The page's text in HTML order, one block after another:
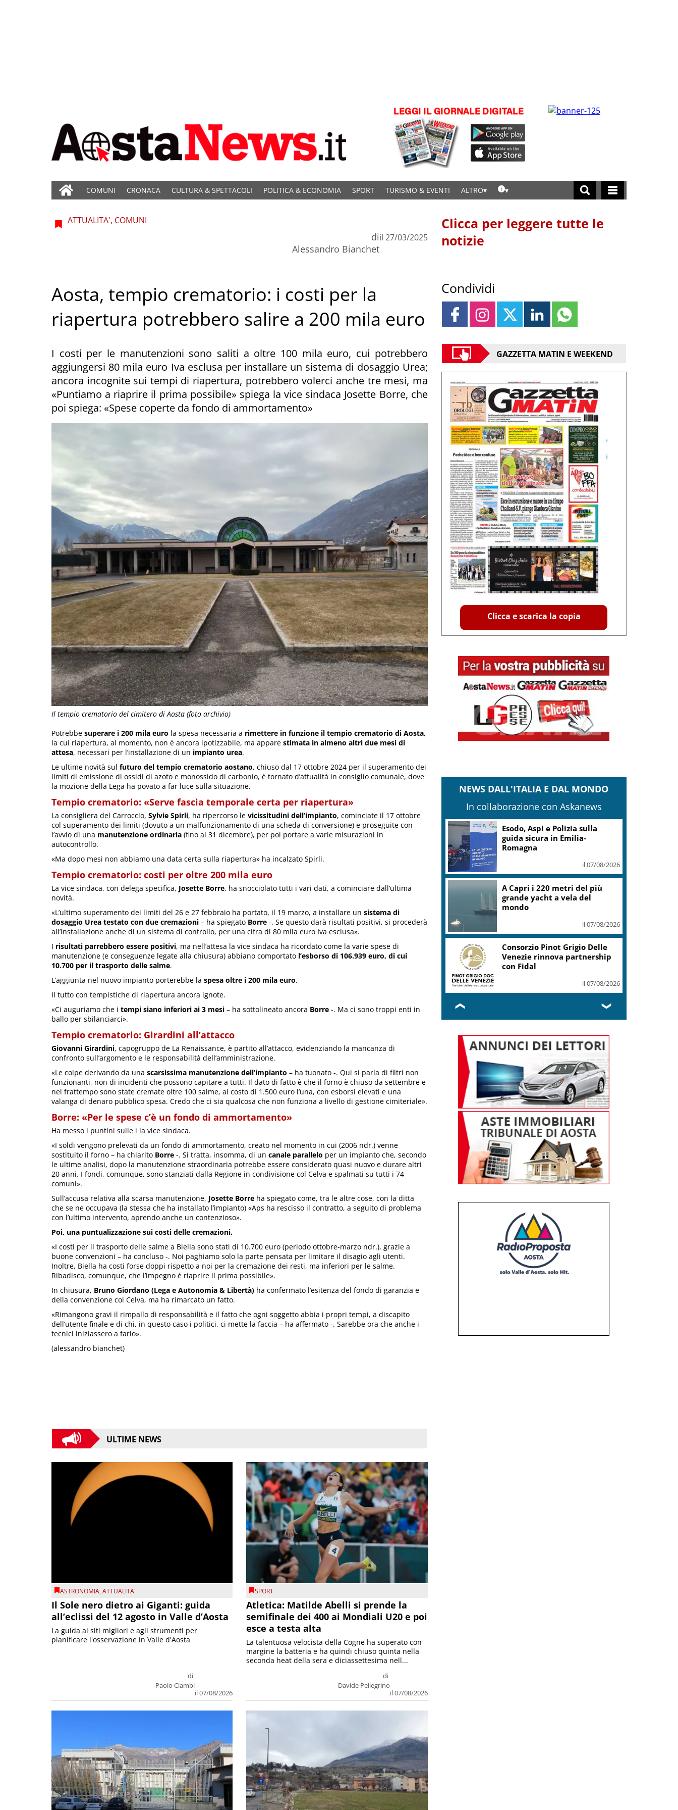
COMUNI CRONACA CULTURA & SPETTACOLI POLITICA & ECONOMIA SPORT TURISMO & EVENTI ALTRO
Il tempio crematorio del cimitero di Aosta (foto archivio)
ATTUALITA', COMUNI
di
Alessandro Bianchet
il 27/03/2025
Aosta, tempio crematorio: i costi per la
riapertura potrebbero salire a 200 mila euro
I costi per le manutenzioni sono saliti a oltre 100 mila euro, cui potrebbero
aggiungersi 80 mila euro Iva esclusa per installare un sistema di dosaggio Urea;
ancora incognite sui tempi di riapertura, potrebbero volerci anche tre mesi, ma
«Puntiamo a riaprire il prima possibile» spiega la vice sindaca Josette Borre, che
poi spiega: «Spese coperte da fondo di ammortamento»
Potrebbe superare i 200 mila euro la spesa necessaria a rimettere in funzione il tempio crematorio di Aosta,
la cui riapertura, al momento, non è ancora ipotizzabile, ma appare stimata in almeno altri due mesi di
attesa, necessari per l’installazione di un impianto urea.
Le ultime novità sul futuro del tempio crematorio aostano, chiuso dal 17 ottobre 2024 per il superamento dei
limiti di emissione di ossidi di azoto e monossido di carbonio, è tornato d’attualità in consiglio comunale, dove
la mozione della Lega ha povato a far luce sulla situazione.
Tempio crematorio: «Serve fascia temporale certa per riapertura»
La consigliera del Carroccio, Sylvie Spirli, ha ripercorso le vicissitudini dell’impianto, cominciate il 17 ottobre
col superamento dei limiti (dovuto a un malfunzionamento di una scheda di conversione) e proseguite con
l’avvio di una manutenzione ordinaria (fino al 31 dicembre), per poi portare a varie misurazioni in
autocontrollo.
«Ma dopo mesi non abbiamo una data certa sulla riapertura» ha incalzato Spirli.
Tempio crematorio: costi per oltre 200 mila euro
La vice sindaca, con delega specifica, Josette Borre, ha snocciolato tutti i vari dati, a cominciare dall’ultima
novità.
«L’ultimo superamento dei limiti del 26 e 27 febbraio ha portato, il 19 marzo, a installare un sistema di
dosaggio Urea testato con due cremazioni – ha spiegato Borre -. Se questo darà risultati positivi, si procederà
all’installazione anche di un sistema di controllo, per una cifra di 80 mila euro Iva esclusa».
I risultati parrebbero essere positivi, ma nell’attesa la vice sindaca ha ricordato come la varie spese di
manutenzione (e conseguenze legate alla chiusura) abbiano comportato l’esborso di 106.939 euro, di cui
10.700 per il trasporto delle salme.
L’aggiunta nel nuovo impianto porterebbe la spesa oltre i 200 mila euro.
Il tutto con tempistiche di riapertura ancora ignote.
«Ci auguriamo che i tempi siano inferiori ai 3 mesi – ha sottolineato ancora Borre -. Ma ci sono troppi enti in
ballo per sbilanciarci».
Tempio crematorio: Girardini all’attacco
Giovanni Girardini, capogruppo de La Renaissance, è partito all’attacco, evidenziando la mancanza di
confronto sull’argomento e le responsabilità dell’amministrazione.
«Le colpe derivando da una scarsissima manutenzione dell’impianto – ha tuonato -. Qui si parla di filtri non
funzionanti, non di incidenti che possono capitare a tutti. Il dato di fatto è che il forno è chiuso da settembre e
nel frattempo sono state cremate oltre 100 salme, al costo di 1.500 euro l’una, con esborsi elevati e una
valanga di denaro pubblico spesa. Credo che ci sia qualcosa che non funziona a livello di gestione cimiteriale».
Borre: «Per le spese c’è un fondo di ammortamento»
Ha messo i puntini sulle i la vice sindaca.
«I soldi vengono prelevati da un fondo di ammortamento, creato nel momento in cui (2006 ndr.) venne
sostituito il forno – ha chiarito Borre -. Si tratta, insomma, di un canale parallelo per un impianto che, secondo
le ultime analisi, dopo la manutenzione straordinaria potrebbe essere considerato quasi nuovo e durare altri
20 anni. I fondi, comunque, sono stanziati dalla Regione in condivisione col Celva e spalmati su tutti i 74
comuni».
Sull’accusa relativa alla scarsa manutenzione, Josette Borre ha spiegato come, tra le altre cose, con la ditta
che se ne occupava (la stessa che ha installato l’impianto) «Aps ha rescisso il contratto, a seguito di problema
con l’ultimo intervento, aprendo anche un contenzioso».
Poi, una puntualizzazione sui costi delle cremazioni.
«I costi per il trasporto delle salme a Biella sono stati di 10.700 euro (periodo ottobre-marzo ndr.), grazie a
buone convenzioni – ha concluso -. Noi paghiamo solo la parte pensata per limitare il disagio agli utenti.
Inoltre, Biella ha costi forse doppi rispetto a noi per la cremazione dei resti, ma inferiori per le salme.
Ribadisco, comunque, che l’impegno è riaprire il prima possibile».
In chiusura, Bruno Giordano (Lega e Autonomia & Libertà) ha confermato l’esitenza del fondo di garanzia e
della convenzione col Celva, ma ha rimarcato un fatto.
«Rimangono gravi il rimpallo di responsabilità e il fatto che ogni soggetto abbia i propri tempi, a discapito
dell’utente finale e di chi, in questo caso i politici, ci mette la faccia – ha affermato -. Sarebbe ora che anche i
tecnici iniziassero a farlo».
(alessandro bianchet)
ULTIME NEWS
ASTRONOMIA,ATTUALITA'
Il Sole nero dietro ai Giganti: guida
all’eclissi del 12 agosto in Valle d’Aosta
di
Paolo Ciambi
il 07/08/2026
La guida ai siti migliori e agli strumenti per
pianificare l'osservazione in Valle d'Aosta
SPORT
Atletica: Matilde Abelli si prende la
semifinale dei 400 ai Mondiali U20 e poi
esce a testa alta
di
Davide Pellegrino
il 07/08/2026
La talentuosa velocista della Cogne ha superato con
margine la batteria e ha quindi chiuso quinta nella
seconda heat della sera e diciassettesima nell...
Clicca per leggere tutte le
notizie
Condividi
GAZZETTA MATIN E WEEKEND
Clicca e scarica la copia
NEWS DALL'ITALIA E DAL MONDO
In collaborazione con Askanews
Esodo, Aspi e Polizia sulla
guida sicura in Emilia-
Romagna
il 07/08/2026
A Capri i 220 metri del più
grande yacht a vela del
mondo
il 07/08/2026
Consorzio Pinot Grigio Delle
Venezie rinnova partnership
con Fidal
il 07/08/2026
❮ ❯